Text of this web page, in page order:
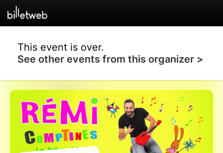
This event is over.
See other events from this organizer >